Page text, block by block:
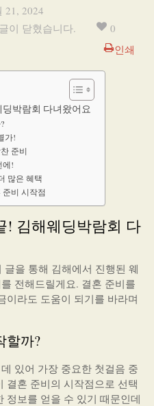
21, 2024
이 닫혔습니다.
0
인쇄
박람회 다녀왔어요
가!
준비
에!
많은 혜택
비 시작점
! 김해웨딩박람회 다
을 통해 김해에서 진행된 웨
전해드릴게요. 결혼 준비를
이라도 도움이 되기를 바라며
할까?
있어 가장 중요한 첫걸음 중
결혼 준비의 시작점으로 선택
정보를 얻을 수 있기 때문인데